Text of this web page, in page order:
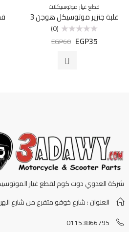
قطع غيار موتوسيكلات
علبة جنزير موتوسيكل هوجن 3
التقييم
(0)
EGP35
EGP60
شركة العدوي دوت كوم لقطع غيار
العنوان : شارع خوفو متفرع من شارع
01153866795